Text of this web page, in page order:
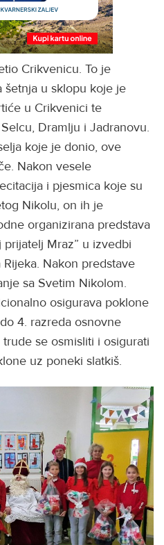
Crikvenicu. To je
šetnja u sklopu koje je
u Crikvenici te
Dramlju i Jadranovu.
koje je donio, ove
Nakon vesele
i pjesmica koje su
Nikolu, on ih je
organizirana predstava
Mraz” u izvedbi
Nakon predstave
sa Svetim Nikolom.
osigurava poklone
4. razreda osnovne
se osmisliti i osigurati
uz poneki slatkiš.